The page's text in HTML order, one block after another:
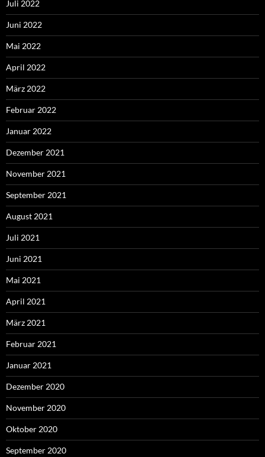
Juli 2022
Juni 2022
Mai 2022
April 2022
März 2022
Februar 2022
Januar 2022
Dezember 2021
November 2021
September 2021
August 2021
Juli 2021
Juni 2021
Mai 2021
April 2021
März 2021
Februar 2021
Januar 2021
Dezember 2020
November 2020
Oktober 2020
September 2020